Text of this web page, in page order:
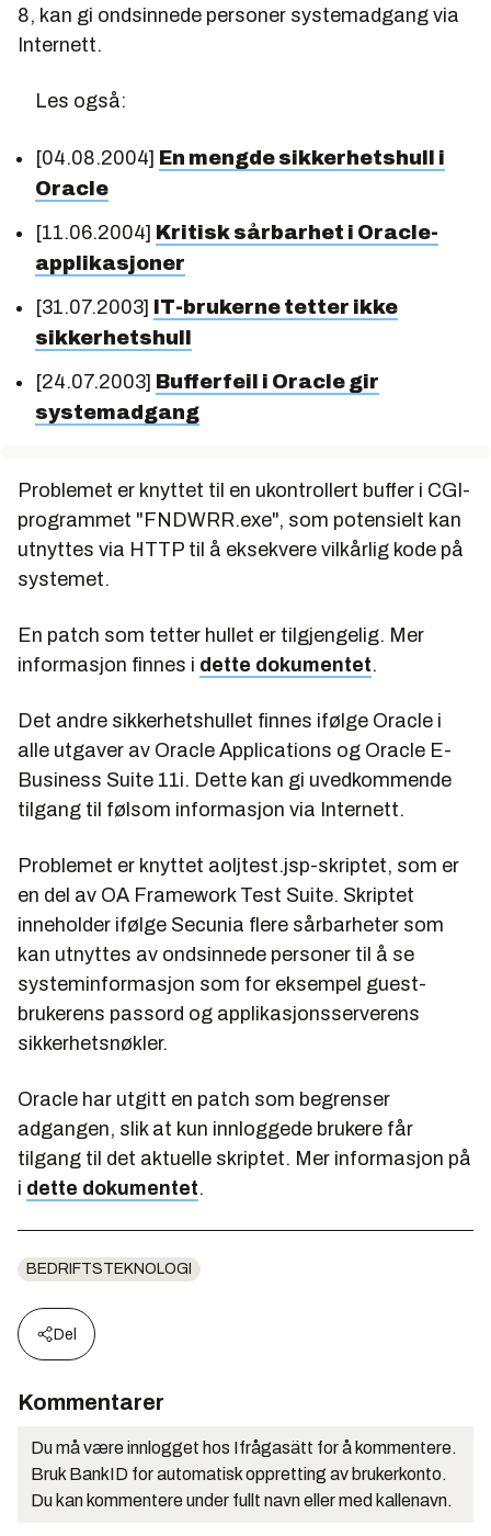
8, kan gi ondsinnede personer systemadgang via
Internett.
Les også:
[04.08.2004] En mengde sikkerhetshull i
Oracle
[11.06.2004] Kritisk sårbarhet i Oracle-
applikasjoner
[31.07.2003]
IT-brukerne tetter ikke
sikkerhetshull
[24.07.2003] Bufferfeil i Oracle gir
systemadgang
Problemet er knyttet til en ukontrollert buffer i CGI-
programmet " FNDWRR.exe", som potensielt kan
utnyttes via HTTP til å eksekvere vilkårlig kode på
systemet.
En patch som tetter hullet er tilgjengelig. Mer
informasjon finnes i dette dokumentet.
Det andre sikkerhetshullet finnes ifølge Oracle i
alle utgaver av Oracle Applications og Oracle E-
Business Suite 11i. Dette kan gi uvedkommende
tilgang til følsom informasjon via Internett.
Problemet er knyttet aoljtest.jsp-skriptet, som er
en del av OA Framework Test Suite. Skriptet
inneholder ifølge Secunia flere sårbarheter som
kan utnyttes av ondsinnede personer til å se
systeminformasjon som for eksempel guest-
brukerens passord og applikasjonsserverens
sikkerhetsnøkler.
Oracle har utgitt en patch som begrenser
adgangen, slik at kun innloggede brukere får
tilgang til det aktuelle skriptet. Mer informasjon på
i dette dokumentet.
BEDRIFTSTEKNOLOGI
Del
Kommentarer
Du må være innlogget hos Ifrågasätt for å kommentere.
Bruk BankID for automatisk oppretting av brukerkonto.
Du kan kommentere under fullt navn eller med kallenavn.